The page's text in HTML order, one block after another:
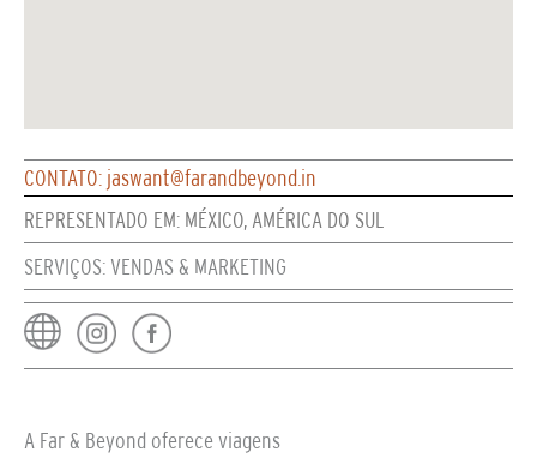
CONTATO: jaswant@farandbeyond.in
REPRESENTADO EM: MÉXICO, AMÉRICA DO SUL
SERVIÇOS: VENDAS & MARKETING
A Far & Beyond oferece viagens